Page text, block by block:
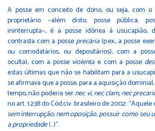
A posse em conceito de dono, ou seja, com
proprietário −além disto, posse pública,
ininterrupta−, é a posse idônea à usucapião,
contrasta com a posseprecária(p.ex., a posse
ou comodatários, ou depositários), com a
oculta), com a posse violentae com a posse
estas últimas que não se habilitam para a
se afirmava que a posse, para a aquisição
tempo, não poderia sernec vi, nec clam, nec
no art. 1.238 do Cód.civ. brasileiro de 2002:
sem interrupção, nem oposição, possuir como seu
a propriedade(…)”.